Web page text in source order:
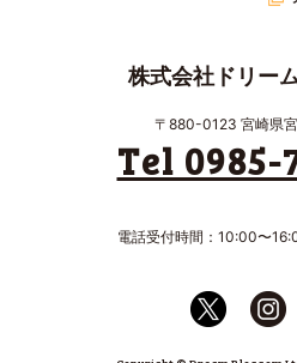
株式会社ドリー
〒880-0123 宮崎県
Tel 0985-
電話受付時間：10:00〜